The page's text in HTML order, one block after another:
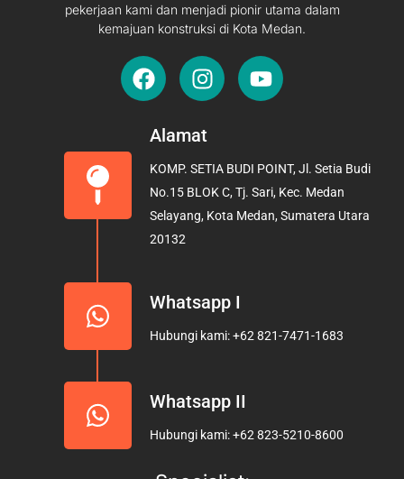
pekerjaan kami dan menjadi pionir utama dalam
kemajuan konstruksi di Kota Medan.
F
a
e
o
o
k
I
n
t
g
r
a
Y
o
b
e
Alamat
KOMP. SETIA BUDI POINT, Jl. Setia Budi
No.15 BLOK C, Tj. Sari, Kec. Medan
Selayang, Kota Medan, Sumatera Utara
20132
Whatsapp I
Hubungi kami: +62 821-7471-1683
Whatsapp II
Hubungi kami: +62 823-5210-8600